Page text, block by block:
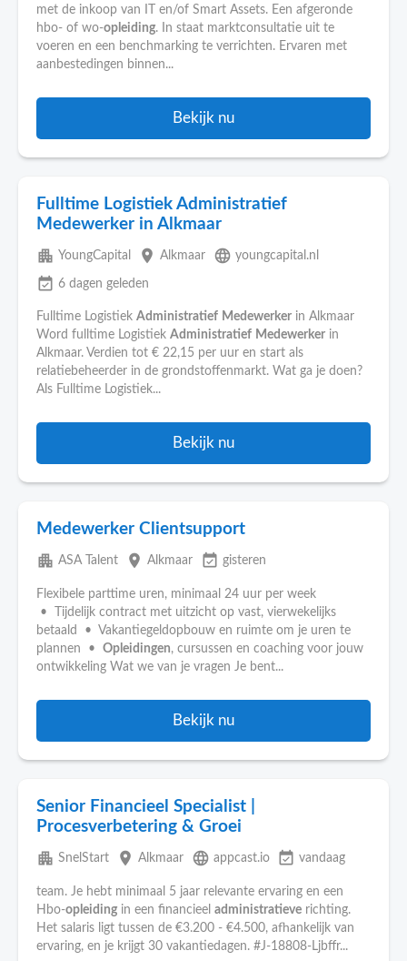
met de inkoop van IT en/of Smart Assets. Een afgeronde
hbo- of wo-opleiding. In staat marktconsultatie uit te
voeren en een benchmarking te verrichten. Ervaren met
aanbestedingen binnen...
Bekijk nu
Fulltime Logistiek Administratief
Medewerker in Alkmaar
apartment YoungCapital place Alkmaar language youngcapital.nl
event_available 6 dagen geleden
Fulltime Logistiek Administratief Medewerker in Alkmaar
Word fulltime Logistiek Administratief Medewerker in
Alkmaar. Verdien tot € 22,15 per uur en start als
relatiebeheerder in de grondstoffenmarkt. Wat ga je doen?
Als Fulltime Logistiek...
Bekijk nu
Medewerker Clientsupport
apartment ASA Talent place Alkmaar event_available gisteren
Flexibele parttime uren, minimaal 24 uur per week
• Tijdelijk contract met uitzicht op vast, vierwekelijks
betaald • Vakantiegeldopbouw en ruimte om je uren te
plannen • Opleidingen, cursussen en coaching voor jouw
ontwikkeling Wat we van je vragen Je bent...
Bekijk nu
Senior Financieel Specialist |
Procesverbetering & Groei
apartment SnelStart place Alkmaar language appcast.io event_available vandaag
team. Je hebt minimaal 5 jaar relevante ervaring en een
Hbo-opleiding in een financieel administratieve richting.
Het salaris ligt tussen de €3.200 - €4.500, afhankelijk van
ervaring, en je krijgt 30 vakantiedagen. #J-18808-Ljbffr...